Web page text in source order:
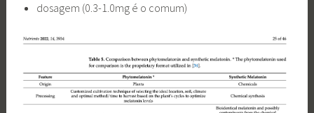
dosagem (0.3-1.0mg é o comum)